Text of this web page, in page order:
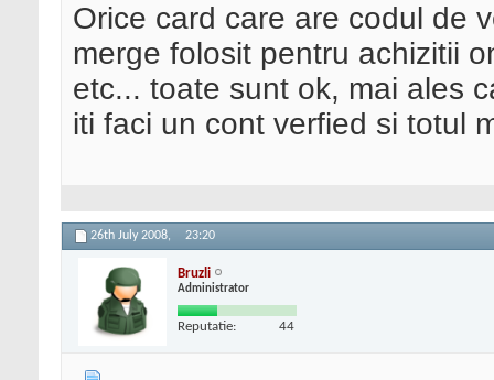
Orice card care are codul de
merge folosit pentru achizitii
etc... toate sunt ok, mai ales
iti faci un cont verfied si totul
26th July 2008, 23:20
Bruzli
Administrator
Reputatie: 44